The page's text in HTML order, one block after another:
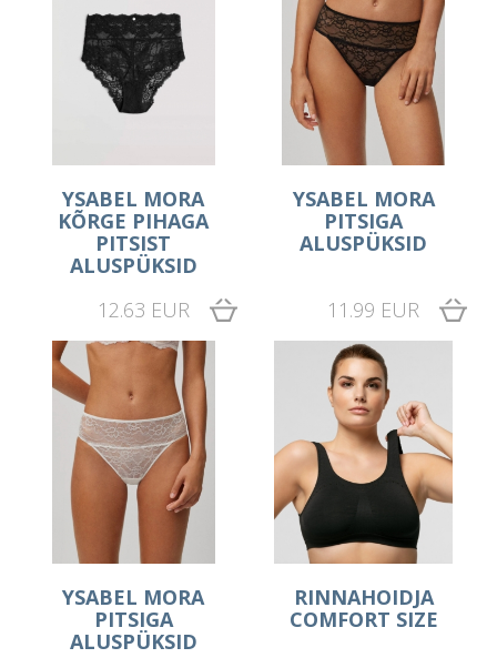
YSABEL MORA
KÕRGE PIHAGA
PITSIST
ALUSPÜKSID
12.63 EUR
YSABEL MORA
PITSIGA
ALUSPÜKSID
11.99 EUR
YSABEL MORA
PITSIGA
ALUSPÜKSID
RINNAHOIDJA
COMFORT SIZE